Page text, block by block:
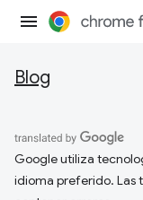
Blog
Google utiliza
idioma preferido. Las